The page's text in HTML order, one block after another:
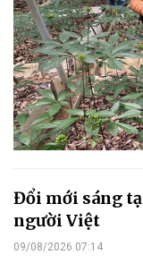
Đổi mới sáng
người Việt
09/08/2026 07:14